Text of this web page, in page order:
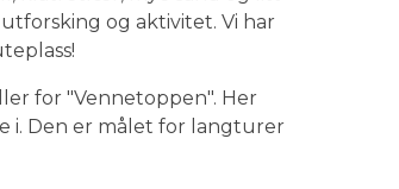
og aktivitet. Vi har
for "Vennetoppen". Her
i. Den er målet for langturer